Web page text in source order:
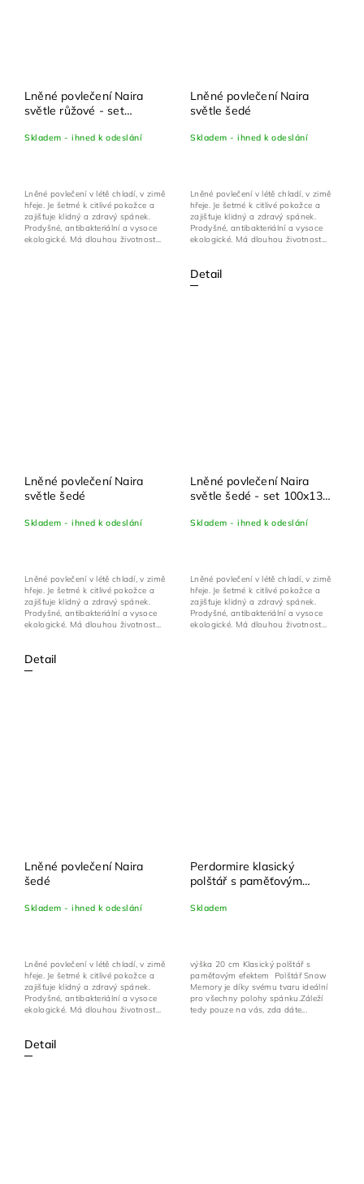
Lněné povlečení Naira
světle růžové - set
Skladem - ihned k odeslání
Lněné povlečení v létě chladí, v zimě
hřeje. Je šetrné k citlivé pokožce a
zajišťuje klidný a zdravý spánek.
Prodyšné, antibakteriální a vysoce
ekologické. Má dlouhou životnost...
Lněné povlečení Naira
světle šedé
Skladem - ihned k odeslání
Detail
Lněné povlečení v létě chladí, v zimě
hřeje. Je šetrné k citlivé pokožce a
zajišťuje klidný a zdravý spánek.
Prodyšné, antibakteriální a vysoce
ekologické. Má dlouhou životnost...
Lněné povlečení Naira
světle šedé
Skladem - ihned k odeslání
Detail
Lněné povlečení v létě chladí, v zimě
hřeje. Je šetrné k citlivé pokožce a
zajišťuje klidný a zdravý spánek.
Prodyšné, antibakteriální a vysoce
ekologické. Má dlouhou životnost...
Lněné povlečení Naira
světle šedé - set 100x135
Skladem - ihned k odeslání
Lněné povlečení v létě chladí, v zimě
hřeje. Je šetrné k citlivé pokožce a
zajišťuje klidný a zdravý spánek.
Prodyšné, antibakteriální a vysoce
ekologické. Má dlouhou životnost...
Lněné povlečení Naira
šedé
Skladem - ihned k odeslání
Detail
Lněné povlečení v létě chladí, v zimě
hřeje. Je šetrné k citlivé pokožce a
zajišťuje klidný a zdravý spánek.
Prodyšné, antibakteriální a vysoce
ekologické. Má dlouhou životnost...
Perdormire klasický
polštář s paměťovým
polohy spánku Snow
Skladem
výška 20 cm Klasický polštář s
paměťovým efektem Polštář Snow
Memory je díky svému tvaru ideální
pro všechny polohy spánku.Záleží
tedy pouze na vás, zda dáte...